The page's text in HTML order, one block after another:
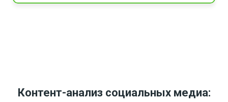
Контент-анализ социальных медиа: